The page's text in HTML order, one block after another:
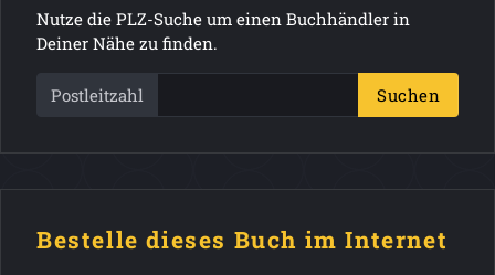
Nutze die PLZ-Suche um einen Buchhändler in
Deiner Nähe zu finden.
Postleitzahl Suchen
Bestelle dieses Buch im Internet